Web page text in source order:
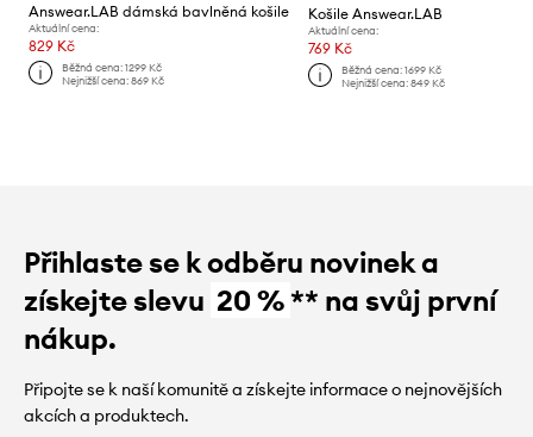
Answear.LAB dámská bavlněná košile
Aktuální cena:
829 Kč
Běžná cena:1299 Kč
Nejnižší cena:869 Kč
Košile Answear.LAB
Aktuální cena:
769 Kč
Běžná cena: 1699 Kč
Nejnižší cena: 849 Kč
Přihlaste se k odběru novinek a
získejte slevu 20 %** na svůj první
nákup.
Připojte se k naší komunitě a získejte informace o nejnovějších
akcích a produktech.